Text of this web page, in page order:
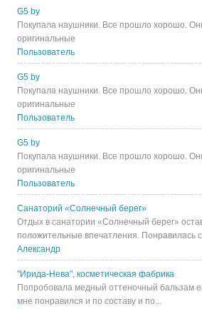
G5 by
Покупала наушники. Все прошло хорошо.
оригинальные
Пользователь
G5 by
Покупала наушники. Все прошло хорошо.
оригинальные
Пользователь
G5 by
Покупала наушники. Все прошло хорошо.
оригинальные
Пользователь
Санаторий «Солнечный берег»
Отдых в санатории «Солнечный берег»
положительные впечатления. Понравилась
Александр
"Ирида-Нева", косметическая фабрика
Попробовала медный оттеночный бальзам
мне понравился и по составу и по...